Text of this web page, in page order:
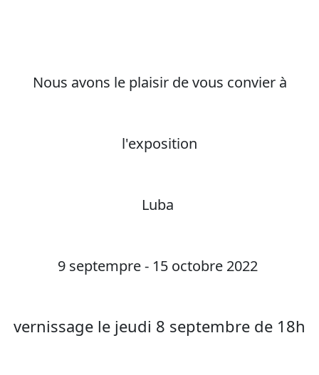
Nous avons le plaisir de vous convier à
l'exposition
Luba
9 septempre - 15 octobre 2022
vernissage le jeudi 8 septembre de 18h